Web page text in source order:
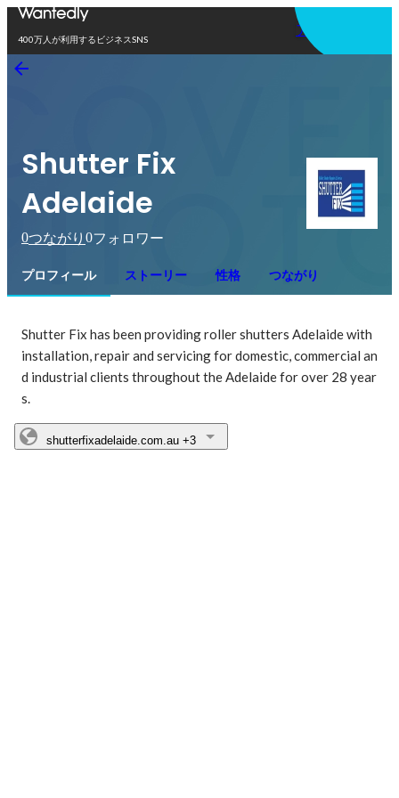
400万人が利用するビジネスSNS
アプリを使う
Shutter Fix
Adelaide
0つながり 0フォロワー
プロフィール ストーリー 性格 つながり
Shutter Fix has been providing roller shutters Adelaide with
installation, repair and servicing for domestic, commercial an
d industrial clients throughout the Adelaide for over 28 year
s.
shutterfixadelaide.com.au +3